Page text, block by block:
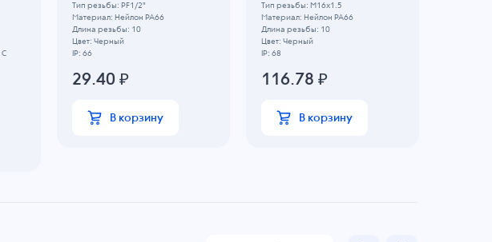
Тип резьбы: PF1/2"
Материал: Нейлон PA66
Длина резьбы: 10
Цвет: Черный
IP: 66
29.40 ₽
В корзину
Тип резьбы: M16x1.5
Материал: Нейлон PA66
Длина резьбы: 10
Цвет: Черный
IP: 68
116.78 ₽
В корзину